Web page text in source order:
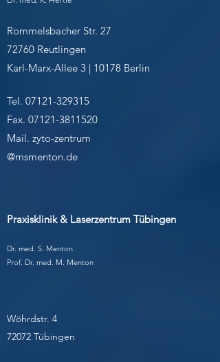
Rommelsbacher Str. 27
72760 Reutlingen
Karl-Marx-Allee 3 | 10178 Berlin
Tel. 07121-329315
Fax. 07121-3811520
Mail. zyto-zentrum
@msmenton.de
Praxisklinik & Laserzentrum Tübingen
Dr. med. S. Menton
Prof. Dr. med. M. Menton
Wöhrdstr. 4
72072 Tübingen